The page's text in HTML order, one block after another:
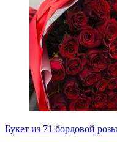
Букет из 71 бордовой